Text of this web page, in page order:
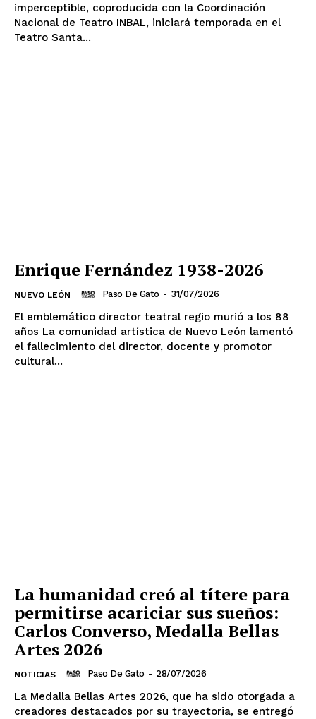
imperceptible, coproducida con la Coordinación
Nacional de Teatro INBAL, iniciará temporada en el
Teatro Santa...
Enrique Fernández 1938-2026
NUEVO LEÓN Paso De Gato - 31/07/2026
El emblemático director teatral regio murió a los 88
años La comunidad artística de Nuevo León lamentó
el fallecimiento del director, docente y promotor
cultural...
La humanidad creó al títere para
permitirse acariciar sus sueños:
Carlos Converso, Medalla Bellas
Artes 2026
NOTICIAS Paso De Gato - 28/07/2026
La Medalla Bellas Artes 2026, que ha sido otorgada a
creadores destacados por su trayectoria, se entregó